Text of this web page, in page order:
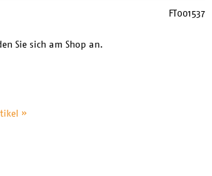
FT001537
Sie sich am Shop an.
»